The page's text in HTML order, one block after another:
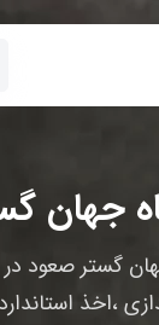
جهان
گستر صعود در
،اخذ